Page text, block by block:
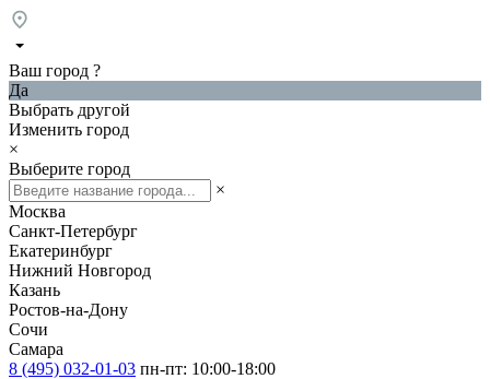
Ваш город ?
Да
Выбрать другой
Изменить город
×
Выберите город
×
Москва
Санкт-Петербург
Екатеринбург
Нижний Новгород
Казань
Ростов-на-Дону
Сочи
Самара
8 (495) 032-01-03 пн-пт: 10:00-18:00